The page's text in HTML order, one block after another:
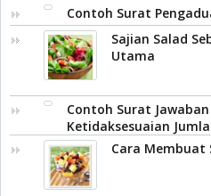
Contoh Surat
Sajian Salad
Utama
Contoh Surat
Ketidaksesuaian
Cara Membuat